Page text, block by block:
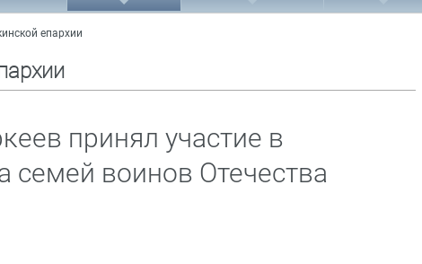
епархии
принял участие в
семей воинов Отечества